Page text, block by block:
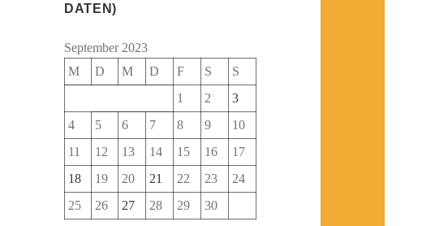
DATEN)
September 2023
M
D M D F S
S
1
2
3
4
5 6 7 8 9
10
11
12 13 14 15 16
17
18
19 20 21 22 23
24
25
26 27 28 29 30